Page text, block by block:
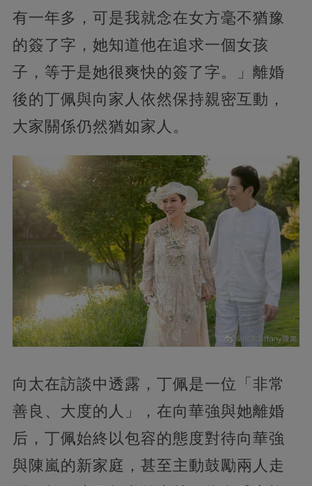
有一年多，可是我就念在女方毫不猶豫
的簽了字，她知道他在追求一個女孩
子，等于是她很爽快的簽了字。」離婚
後的丁佩與向家人依然保持親密互動，
大家關係仍然猶如家人。
向太在訪談中透露，丁佩是一位「非常
善良、大度的人」，在向華強與她離婚
后，丁佩始終以包容的態度對待向華強
與陳嵐的新家庭，甚至主動鼓勵兩人走